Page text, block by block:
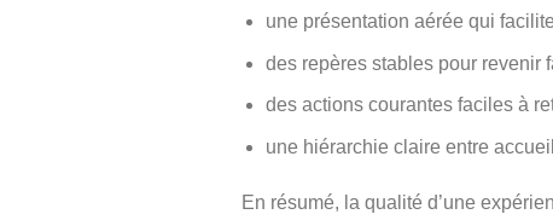
une présentation aérée qui
des repères stables pour revenir
des actions courantes faciles à
une hiérarchie claire entre
En résumé, la qualité d’une